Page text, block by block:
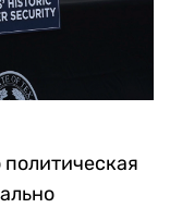
политическая